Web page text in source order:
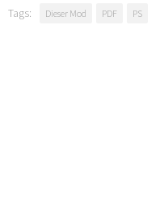
Tags: Dieser Mod PDF PS